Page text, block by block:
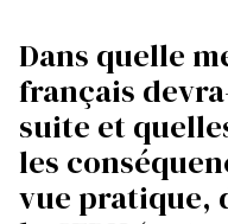
Dans quelle
français
suite et
les
vue pratique,